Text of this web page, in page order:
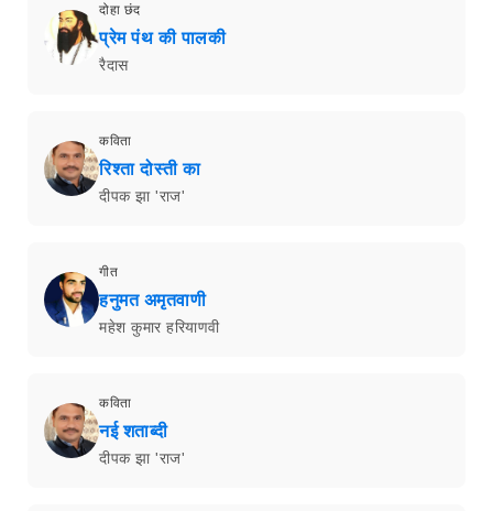
दोहा छंद
प्रेम पंथ की पालकी
रैदास
कविता
रिश्ता दोस्ती का
दीपक झा 'राज'
गीत
हनुमत अमृतवाणी
महेश कुमार हरियाणवी
कविता
नई शताब्दी
दीपक झा 'राज'